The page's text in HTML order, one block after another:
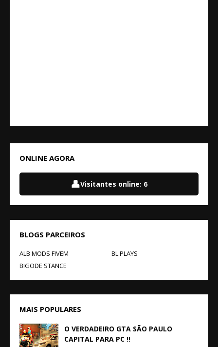
ONLINE AGORA
👤Visitantes online: 6
BLOGS PARCEIROS
ALB MODS FIVEM
BL PLAYS
BIGODE STANCE
MAIS POPULARES
O VERDADEIRO GTA SÃO PAULO
CAPITAL PARA PC !!